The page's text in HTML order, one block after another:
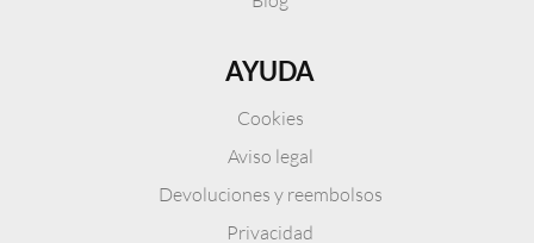
AYUDA
Cookies
Aviso legal
Devoluciones y reembolsos
Privacidad